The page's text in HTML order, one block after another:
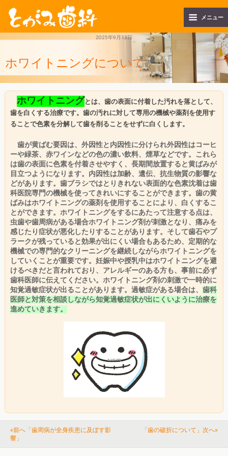
メニュー
2025年9月13日
ホワイトニングについて
ホワイトニングとは、歯の表面に付着した汚れを落として、
歯を白くする治療です。歯の汚れに対して専用の機械や薬剤を使用す
ることで色素を分解して歯を削ることをせずに白くします。
歯が黄ばむ要因は、外因性と内因性に分けられ外因性はコーヒ
ーや緑茶、赤ワインなどの色の濃い飲料、煙草などです。これら
は歯の表面に色素を付着させやすく、長期間放置すると黄ばみが
目立つようになります。内因性は加齢、遺伝、抗生物質の影響な
どがあります。歯ブラシではとりきれない表面的な色素沈着は歯
科医院専門の機械を使ってきれいにすることができます。歯の黄
ばみはホワイトニングの薬剤を使用することにより、白くするこ
とができます。 ホワイトニングをするにあたって注意する点は、
虫歯や歯周病がある場合ホワイトニング剤が刺激となり、痛みを
感じたり症状が悪化したりすることがあります。そして歯石やプ
ラークが残っていると効果が出にくい場合もあるため、定期的な
機械での専門的なクリーニングを継続しながらホワイトニングを
していくことが重要です。 妊娠中や授乳中はホワイトニングを避
けるべきだと言われており、アレルギーのある方も、事前に必ず
歯科医師に伝えてください。 ホワイトニング剤の刺激で一時的に
知覚過敏症状が出ることがあります。過敏症がある場合は、 歯科
医師と対策を相談しながら知覚過敏症状が出にくいように治療を
進めていきます。
«前へ「歯周病が全身疾患に及ぼす影
響」
「歯の破折について」次へ»